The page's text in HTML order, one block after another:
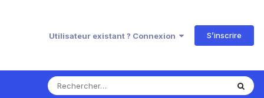
Utilisateur existant ? Connexion S’inscrire